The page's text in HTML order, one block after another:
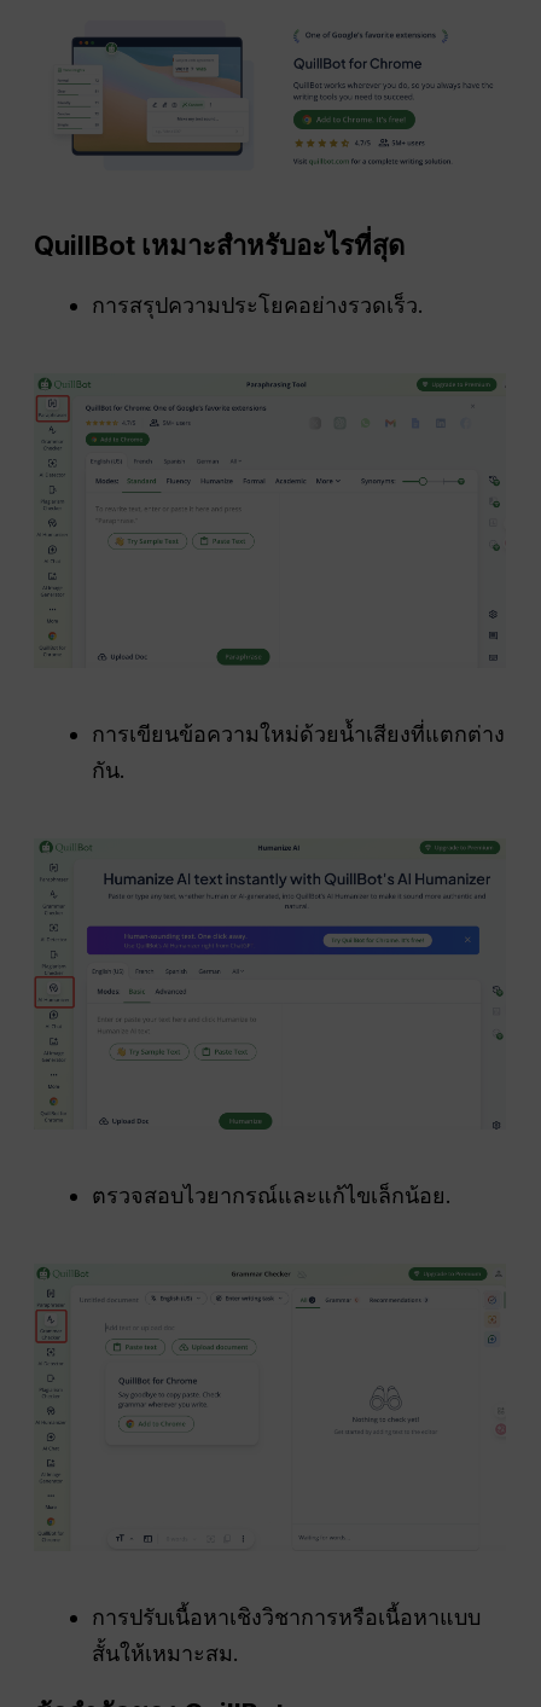
QuillBot เหมาะสำหรับอะไรที่สุด
การสรุปความประโยคอย่างรวดเร็ว.
การเขียนข้อความใหม่ด้วยน้ำเสียงที่แตกต่าง
กัน.
ตรวจสอบไวยากรณ์และแก้ไขเล็กน้อย.
การปรับเนื้อหาเชิงวิชาการหรือเนื้อหาแบบ
สั้นให้เหมาะสม.